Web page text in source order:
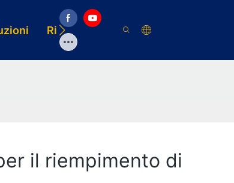
Risorsa
il riempimento di